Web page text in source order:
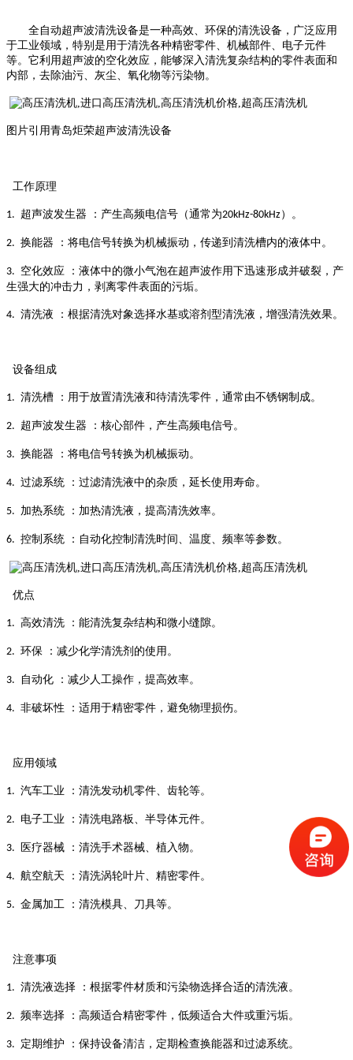
全自动超声波清洗设备是一种高效、环保的清洗设备，广泛应用
于工业领域，特别是用于清洗各种精密零件、机械部件、电子元件
等。它利用超声波的空化效应，能够深入清洗复杂结构的零件表面和
内部，去除油污、灰尘、氧化物等污染物。
图片引用青岛炬荣超声波清洗设备
工作原理
1. 超声波发生器 ：产生高频电信号（通常为20kHz-80kHz）。
2. 换能器 ：将电信号转换为机械振动，传递到清洗槽内的液体中。
3. 空化效应
：液体中的微小气泡在超声波作用下迅速形成并破裂，产
生强大的冲击力，剥离零件表面的污垢。
4. 清洗液 ：根据清洗对象选择水基或溶剂型清洗液，增强清洗效果。
设备组成
1. 清洗槽 ：用于放置清洗液和待清洗零件，通常由不锈钢制成。
2. 超声波发生器 ：核心部件，产生高频电信号。
3. 换能器 ：将电信号转换为机械振动。
4. 过滤系统 ：过滤清洗液中的杂质，延长使用寿命。
5. 加热系统 ：加热清洗液，提高清洗效率。
6. 控制系统 ：自动化控制清洗时间、温度、频率等参数。
优点
1. 高效清洗 ：能清洗复杂结构和微小缝隙。
2. 环保 ：减少化学清洗剂的使用。
3. 自动化 ：减少人工操作，提高效率。
4. 非破坏性 ：适用于精密零件，避免物理损伤。
应用领域
1. 汽车工业 ：清洗发动机零件、齿轮等。
2. 电子工业 ：清洗电路板、半导体元件。
3. 医疗器械 ：清洗手术器械、植入物。
4. 航空航天 ：清洗涡轮叶片、精密零件。
5. 金属加工 ：清洗模具、刀具等。
注意事项
1. 清洗液选择 ：根据零件材质和污染物选择合适的清洗液。
2. 频率选择 ：高频适合精密零件，低频适合大件或重污垢。
3. 定期维护 ：保持设备清洁，定期检查换能器和过滤系统。